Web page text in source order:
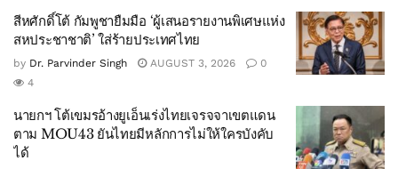
สีหศักดิ์โต้ กัมพูชายืมมือ ‘ผู้เสนอรายงานพิเศษแห่ง
สหประชาชาติ’ ใส่ร้ายประเทศไทย
by Dr. Parvinder Singh AUGUST 3, 2026
0
4
นายกฯ โต้เขมรอ้างยูเอ็นเร่งไทยเจรจจาเขตแดน
ตาม MOU43 ยันไทยมีหลักการไม่ให้ใครบังคับ
ได้